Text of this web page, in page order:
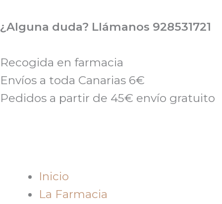
al
¿Alguna duda? Llámanos 928531721
Recogida en farmacia
Envíos a toda Canarias 6€
Pedidos a partir de 45€ envío gratuito
Inicio
La Farmacia